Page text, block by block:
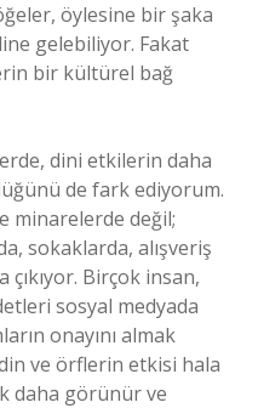
öylesine bir şaka
gelebiliyor. Fakat
bir kültürel bağ
dini etkilerin daha
de fark ediyorum.
minarelerde değil;
sokaklarda, alışveriş
çıkıyor. Birçok insan,
sosyal medyada
onayını almak
ve örflerin etkisi hala
daha görünür ve